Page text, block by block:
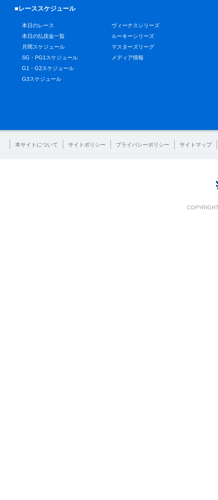
■レーススケジュール
本日のレース
本日の払戻金一覧
月間スケジュール
SG・PG1スケジュール
G1・G2スケジュール
G3スケジュール
ヴィーナスシリーズ
ルーキーシリーズ
マスターズリーグ
メディア情報
本サイトについて サイトポリシー プライバシーポリシー サイトマップ